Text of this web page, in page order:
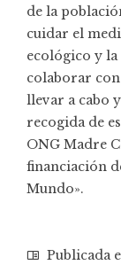
de la
cuidar el
ecológico y
colaborar
llevar a cabo
recogida de
ONG Madre
financiación
Mundo».
Publicada